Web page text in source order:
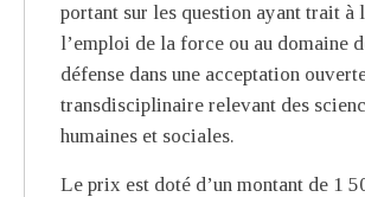
portant sur les question ayant trait à
l’emploi de la force ou au domaine
défense dans une acceptation
transdisciplinaire relevant des
humaines et sociales.
Le prix est doté d’un montant de 1